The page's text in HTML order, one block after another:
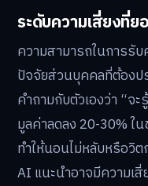
ระดับความเสี่ยงที่ย
ความสามารถในการรั
ปัจจัยส่วนบุคคลที่ต้องป
คำถามกับตัวเองว่า “จ
มูลค่าลดลง 20-30% ใ
ทำให้นอนไม่หลับหรือวิ
AI แนะนำอาจมีความเ